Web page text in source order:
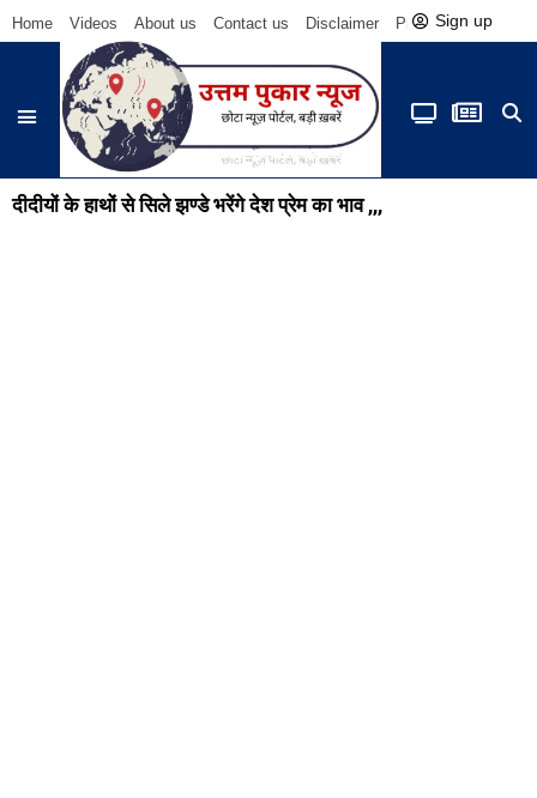
Home Videos About us Contact us Disclaimer Privacy Policy
Sign up
दीदीयों के हाथों से सिले झण्डे भरेंगे देश प्रेम का भाव ,,,